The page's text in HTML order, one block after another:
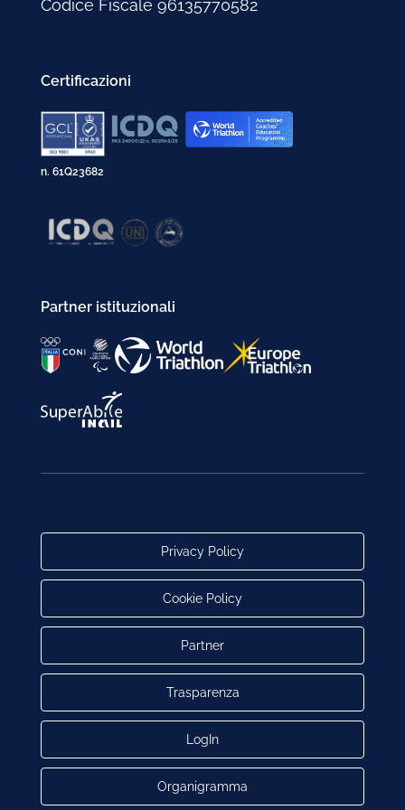
Gennaio 2003
Codice Fiscale 96135770582
Certificazioni
n. 61Q23682
Partner istituzionali
Privacy Policy
Cookie Policy
Partner
Trasparenza
LogIn
Organigramma